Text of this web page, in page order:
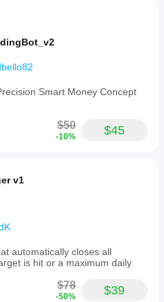
Smart Money Concept
$50
-10% $45
v1
automatically closes all
is hit or a maximum daily
$78
-50% $39